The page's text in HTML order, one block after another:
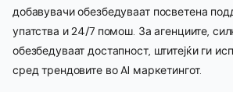
добавувачи обезбедуваат посветена
упатства и 24/7 помош. За агенциите,
обезбедуваат достапност, штитејќи ги
сред трендовите во AI маркетингот.